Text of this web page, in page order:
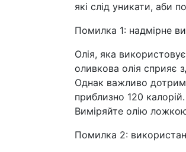
які слід уникати, аби
Помилка 1: надмірне
Олія, яка
оливкова олія сприяє
Однак важливо
приблизно 120
Виміряйте олію
Помилка 2: